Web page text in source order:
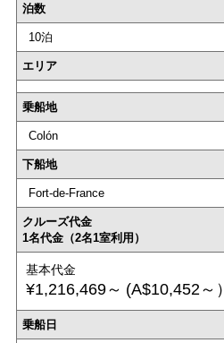
泊数
10泊
エリア
乗船地
Colón
下船地
Fort-de-France
クルーズ代金
1名代金（2名1室利用）
基本代金
¥1,216,469～ (A$10,452～）
乗船日